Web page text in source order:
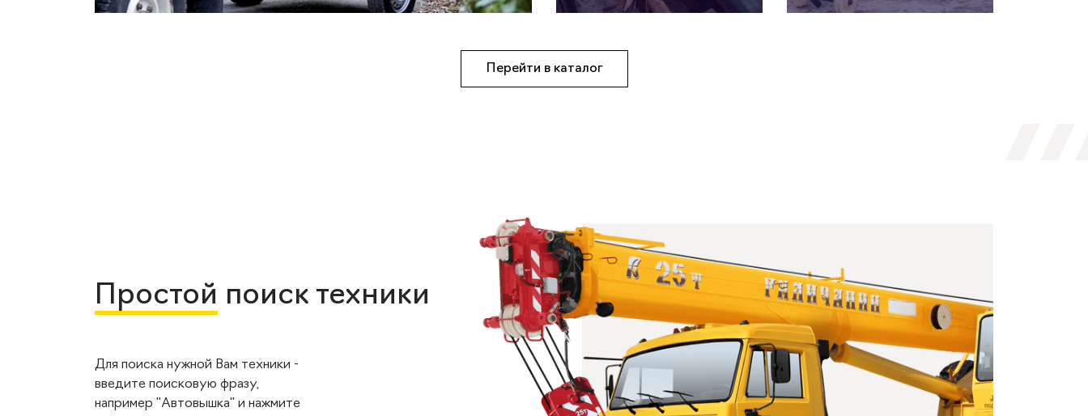
Перейти в каталог
Простой поиск техники
Для поиска нужной Вам техники -
введите поисковую фразу,
например "Автовышка" и нажмите